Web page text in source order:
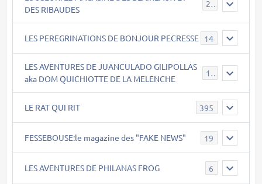
DES RIBAUDES
21
LES PEREGRINATIONS DE BONJOUR PECRESSE 14
LES AVENTURES DE JUANCULADO GILIPOLLAS
aka DOM QUICHIOTTE DE LA MELENCHE
119
LE RAT QUI RIT 395
FESSEBOUSE:le magazine des "FAKE NEWS" 19
LES AVENTURES DE PHILANAS FROG 6